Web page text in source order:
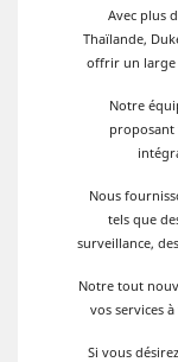
Avec plus
Thaïlande,
offrir un large
Notre
Nous
tels que
surveillance,
Notre tout
vos services
Si vous